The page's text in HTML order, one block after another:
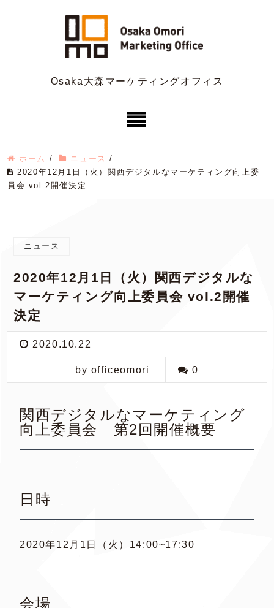
Osaka大森マーケティングオフィス
ホーム / ニュース /
2020年12月1日（火）関西デジタルなマーケティング向上委
員会 vol.2開催決定
ニュース
2020年12月1日（火）関西デジタルな
マーケティング向上委員会 vol.2開催
決定
2020.10.22
by officeomori 0
関西デジタルなマーケティング
向上委員会 第2回開催概要
日時
2020年12月1日（火）14:00~17:30
会場